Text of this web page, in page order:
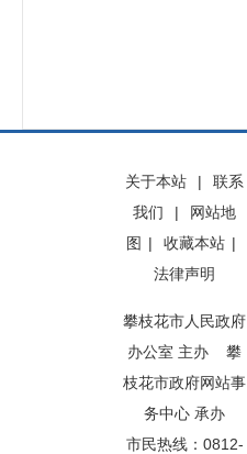
关于本站 |
联系
我们
|
网站地
图 | 收藏本站 |
法律声明
攀枝花市人民政府
办公室 主办 攀
枝花市政府网站事
务中心 承办
市民热线：0812-